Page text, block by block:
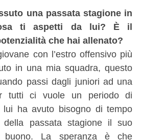
una passata stagione in
ti aspetti da lui? È il
che hai allenato?
con l’estro offensivo più
in una mia squadra, questo
passi dagli juniori ad una
tutti ci vuole un periodo di
lui ha avuto bisogno di tempo
passata stagione il suo
buono. La speranza è che